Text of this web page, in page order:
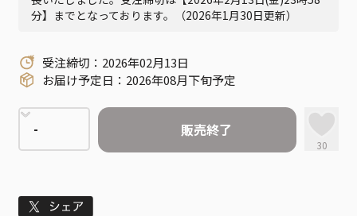
分】までとなっております。（2026年1月30日更新）
受注締切：2026年02月13日
お届け予定日：2026年08月下旬予定
販売終了
30
Tweet